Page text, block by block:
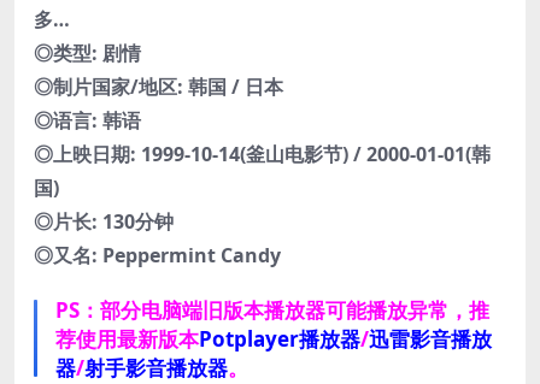
多…
◎类型: 剧情
◎制片国家/地区: 韩国 / 日本
◎语言: 韩语
◎上映日期: 1999-10-14(釜山电影节) / 2000-01-01(韩
国)
◎片长: 130分钟
◎又名: Peppermint Candy
PS：部分电脑端旧版本播放器可能播放异常，推
荐使用最新版本Potplayer播放器/迅雷影音播放
器/射手影音播放器。